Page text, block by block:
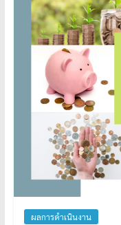
ผลการดำเนินงาน